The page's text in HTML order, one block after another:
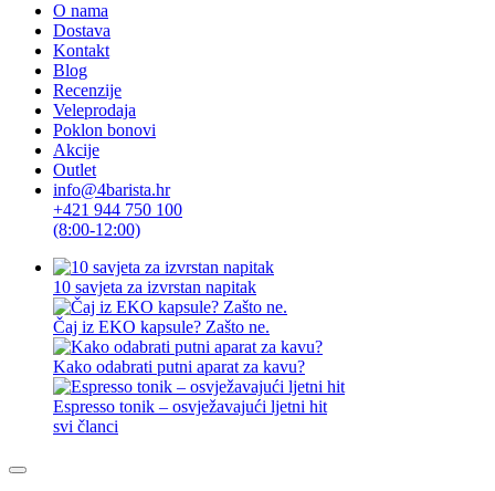
O nama
Dostava
Kontakt
Blog
Recenzije
Veleprodaja
Poklon bonovi
Akcije
Outlet
info@4barista.hr
+421 944 750 100
(8:00-12:00)
10 savjeta za izvrstan napitak
Čaj iz EKO kapsule? Zašto ne.
Kako odabrati putni aparat za kavu?
Espresso tonik – osvježavajući ljetni hit
svi članci